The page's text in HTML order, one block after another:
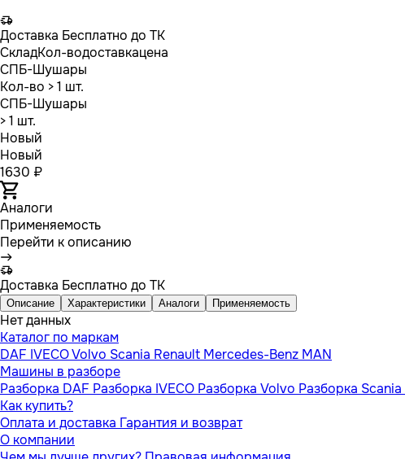
Доставка Бесплатно до ТК
СкладКол-водоставкацена
СПБ-Шушары
Кол-во > 1 шт.
СПБ-Шушары
> 1 шт.
Новый
Новый
1630 ₽
Аналоги
Применяемость
Перейти к описанию
Доставка Бесплатно до ТК
Описание Характеристики Аналоги Применяемость
Нет данных
Каталог по маркам
DAF IVECOVolvo Scania Renault Mercedes-Benz MAN
Машины в разборе
Разборка DAF Разборка IVECO Разборка Volvo Разборка Scania
Как купить?
Оплата и доставка Гарантия и возврат
О компании